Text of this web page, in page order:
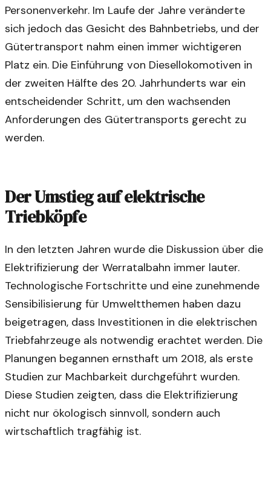
Personenverkehr. Im Laufe der Jahre veränderte
sich jedoch das Gesicht des Bahnbetriebs, und der
Gütertransport nahm einen immer wichtigeren
Platz ein. Die Einführung von Diesellokomotiven in
der zweiten Hälfte des 20. Jahrhunderts war ein
entscheidender Schritt, um den wachsenden
Anforderungen des Gütertransports gerecht zu
werden.
Der Umstieg auf elektrische
Triebköpfe
In den letzten Jahren wurde die Diskussion über die
Elektrifizierung der Werratalbahn immer lauter.
Technologische Fortschritte und eine zunehmende
Sensibilisierung für Umweltthemen haben dazu
beigetragen, dass Investitionen in die elektrischen
Triebfahrzeuge als notwendig erachtet werden. Die
Planungen begannen ernsthaft um 2018, als erste
Studien zur Machbarkeit durchgeführt wurden.
Diese Studien zeigten, dass die Elektrifizierung
nicht nur ökologisch sinnvoll, sondern auch
wirtschaftlich tragfähig ist.